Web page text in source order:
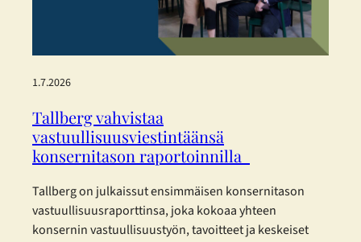
1.7.2026
Tallberg vahvistaa
vastuullisuusviestintäänsä
konsernitason raportoinnilla
Tallberg on julkaissut ensimmäisen konsernitason
vastuullisuusraporttinsa, joka kokoaa yhteen
konsernin vastuullisuustyön, tavoitteet ja keskeiset